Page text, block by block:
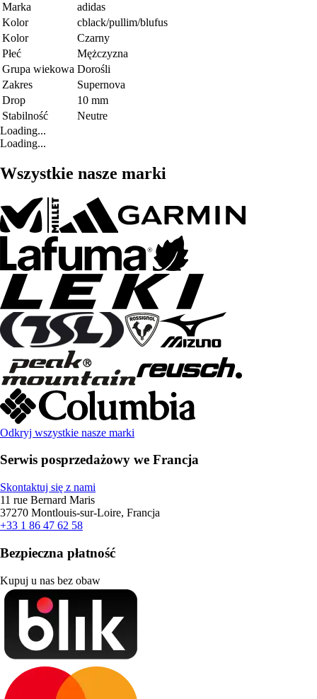
Marka
adidas
Kolor
cblack/pullim/blufus
Kolor
Czarny
Płeć
Mężczyzna
Grupa wiekowa Dorośli
Zakres
Supernova
Drop
10 mm
Stabilność
Neutre
Loading...
Loading...
Wszystkie nasze marki
Odkryj wszystkie nasze marki
Serwis posprzedażowy we Francja
Skontaktuj się z nami
11 rue Bernard Maris
37270 Montlouis-sur-Loire, Francja
+33 1 86 47 62 58
Bezpieczna płatność
Kupuj u nas bez obaw